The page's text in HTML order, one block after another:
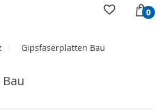
0
Gipsfaserplatten Bau